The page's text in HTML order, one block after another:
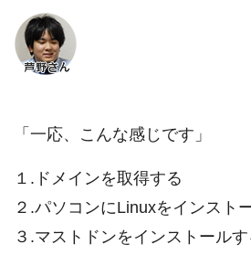
「一応、こんな感じです」
１.ドメインを取得する
２.パソコンにLinuxをインスト
３.マストドンをインストールす